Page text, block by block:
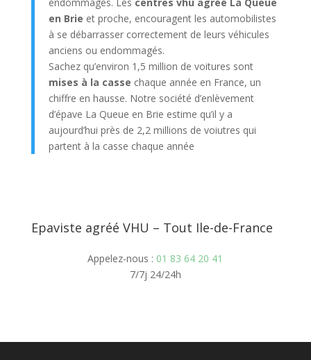
en Brie et proche, encouragent les automobilistes
à se débarrasser correctement de leurs véhicules
anciens ou endommagés.
Sachez qu’environ 1,5 million de voitures sont
mises à la casse chaque année en France, un
chiffre en hausse. Notre société d’enlèvement
d’épave La Queue en Brie estime qu’il y a
aujourd’hui près de 2,2 millions de voiutres qui
partent à la casse chaque année
Epaviste agréé VHU – Tout Ile-de-France
Appelez-nous : 01 83 64 20 41
7/7j 24/24h